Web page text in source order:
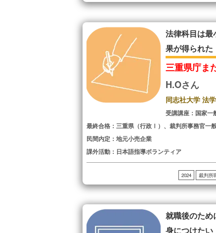
法律科目は最
果が得られた
三重県庁ま
H.Oさん
同志社大学 法
受講講座：国家一
最終合格：三重県（行政Ⅰ）、裁判所事務官一
民間内定：地元小売企業
課外活動：日本語指導ボランティア
2024 裁判所
就職後のため
身につけたい